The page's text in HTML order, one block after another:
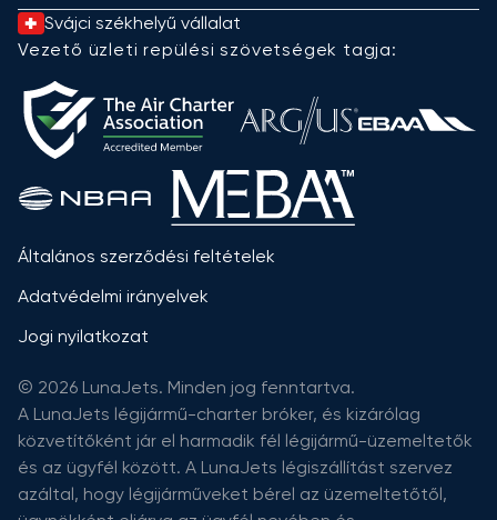
Svájci székhelyű vállalat
Vezető üzleti repülési szövetségek tagja:
Általános szerződési feltételek
Adatvédelmi irányelvek
Jogi nyilatkozat
© 2026 LunaJets. Minden jog fenntartva.
A LunaJets légijármű-charter bróker, és kizárólag
közvetítőként jár el harmadik fél légijármű-üzemeltetők
és az ügyfél között. A LunaJets légiszállítást szervez
azáltal, hogy légijárműveket bérel az üzemeltetőtől,